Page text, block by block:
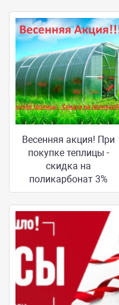
Весенняя акция! При
покупке теплицы -
скидка на
поликарбонат 3%